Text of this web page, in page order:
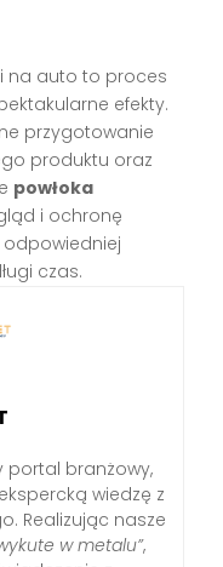
na auto to proces
efekty.
przygotowanie
produktu oraz
powłoka
i ochronę
czas.
branżowy,
wiedzę z
Realizując nasze
w metalu”,